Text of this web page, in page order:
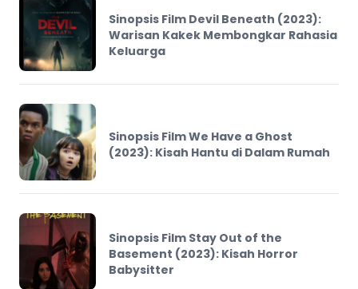
Sinopsis Film Devil Beneath (2023):
Warisan Kakek Membongkar Rahasia
Keluarga
Sinopsis Film We Have a Ghost
(2023): Kisah Hantu di Dalam Rumah
Sinopsis Film Stay Out of the
Basement (2023): Kisah Horror
Babysitter